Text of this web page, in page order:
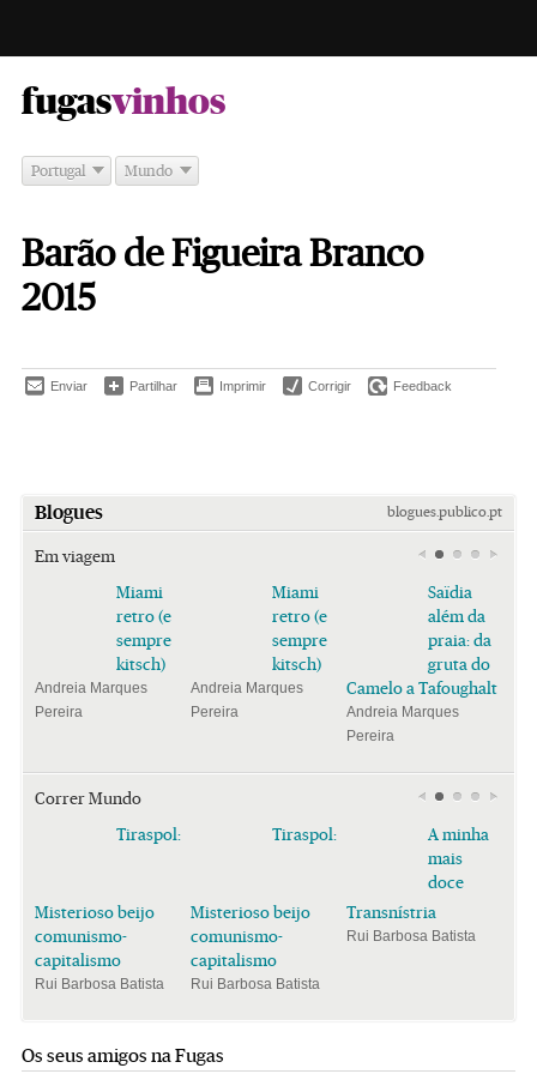
fugas -
vinhos
Portugal Mundo
Barão de Figueira Branco
2015
Enviar Partilhar Imprimir Corrigir Feedback
Blogues blogues.publico.pt
Em viagem
Miami
retro (e
sempre
kitsch)
Andreia Marques
Pereira
Miami
retro (e
sempre
kitsch)
Andreia Marques
Pereira
Saïdia
além da
praia: da
gruta do
Camelo a Tafoughalt
Andreia Marques
Pereira
Correr Mundo
Tiraspol:
Misterioso beijo
comunismo-
capitalismo
Rui Barbosa Batista
Tiraspol:
Misterioso beijo
comunismo-
capitalismo
Rui Barbosa Batista
A minha
mais
doce
Transnístria
Rui Barbosa Batista
Os seus amigos na Fugas